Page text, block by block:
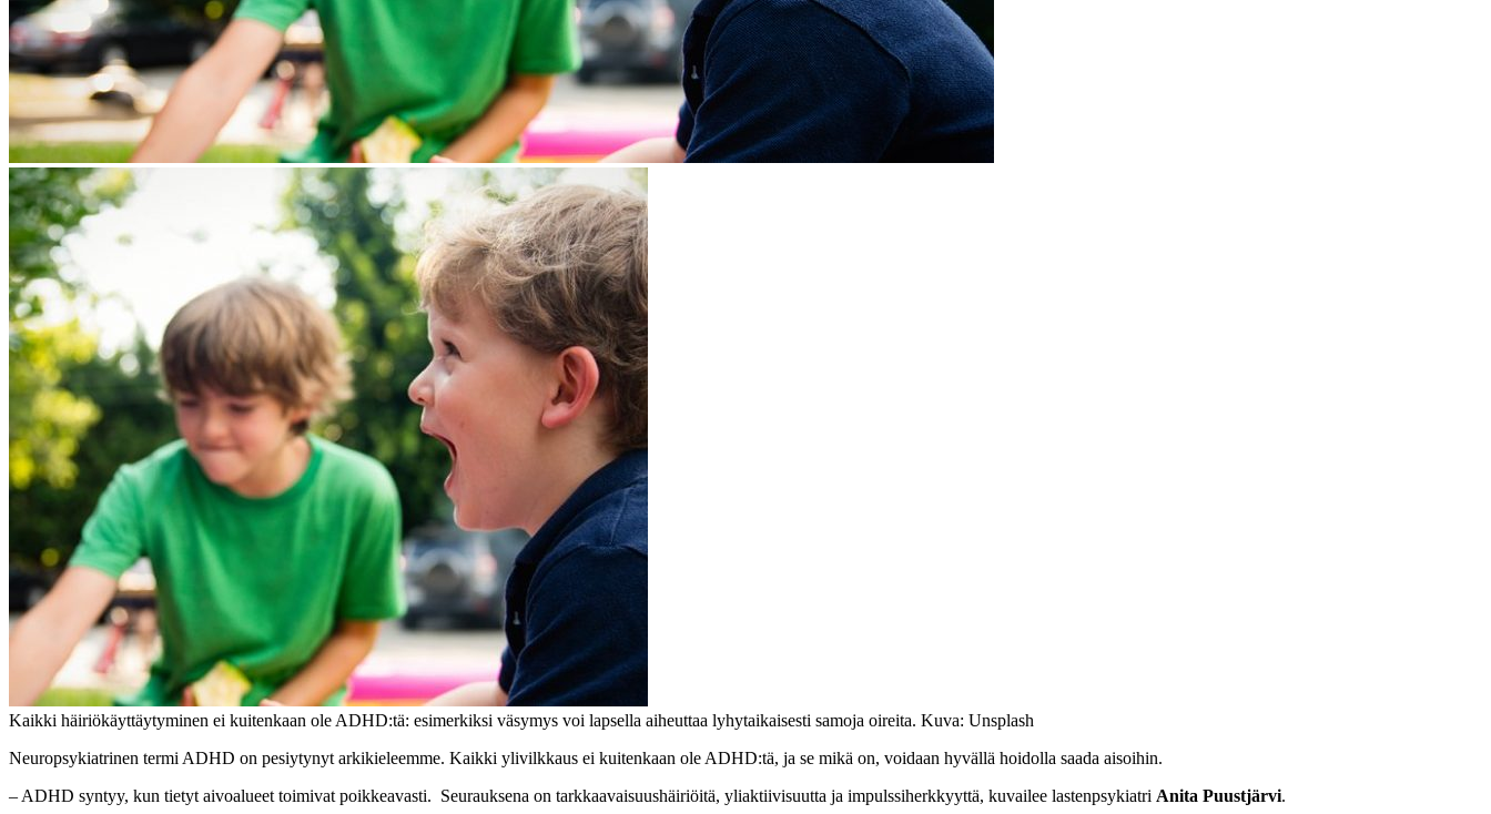
Kaikki häiriökäyttäytyminen ei kuitenkaan ole ADHD:tä: esimerkiksi väsymys voi lapsella aiheuttaa lyhytaikaisesti samoja oireita. Kuva: Unsplash
Neuropsykiatrinen termi ADHD on pesiytynyt arkikieleemme. Kaikki ylivilkkaus ei kuitenkaan ole ADHD:tä, ja se mikä on, voidaan hyvällä hoidolla saada aisoihin.
– ADHD syntyy, kun tietyt aivoalueet toimivat poikkeavasti. Seurauksena on tarkkaavaisuushäiriöitä, yliaktiivisuutta ja impulssiherkkyyttä, kuvailee lastenpsykiatri Anita Puustjärvi.